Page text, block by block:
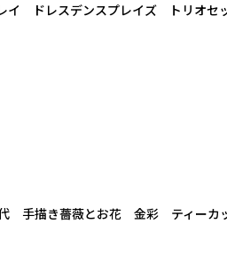
レイ ドレスデンスプレイズ トリオ
代 手描き薔薇とお花 金彩 ティーカ